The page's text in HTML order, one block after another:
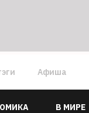
Афиша
В МИРЕ